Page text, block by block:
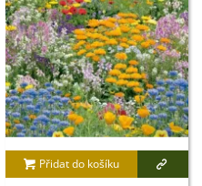
Přidat do košíku